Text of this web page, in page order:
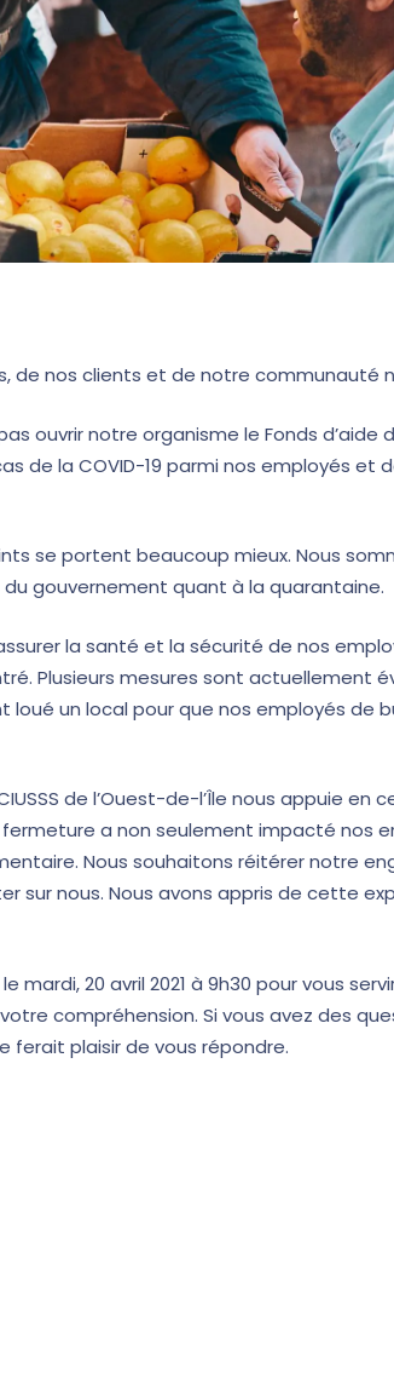
de nos clients et de notre communauté
ouvrir notre organisme le Fonds d’aide
de la COVID-19 parmi nos employés et
se portent beaucoup mieux. Nous
gouvernement quant à la quarantaine.
la santé et la sécurité de nos
Plusieurs mesures sont
loué un local pour que nos employés de
de l’Ouest-de-l’Île nous appuie en
a non seulement impacté nos
Nous souhaitons réitérer notre
sur nous. Nous avons appris de cette
mardi, 20 avril 2021 à 9h30 pour vous
compréhension. Si vous avez des
ferait plaisir de vous répondre.